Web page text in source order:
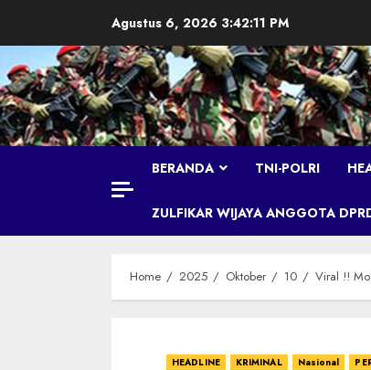
content
Agustus 6, 2026 3:42:12 PM
BERANDA TNI-POLRI
ZULFIKAR WIJAYA ANGGOTA
Home 2025 Oktober 10 Viral !!
HEADLINE KRIMINAL Nasional